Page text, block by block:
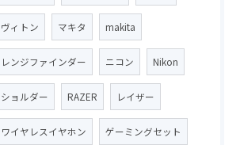
ヴィトン マキタ makita
レンジファインダー ニコン Nikon
ショルダー RAZER レイザー
ワイヤレスイヤホン ゲーミングセット